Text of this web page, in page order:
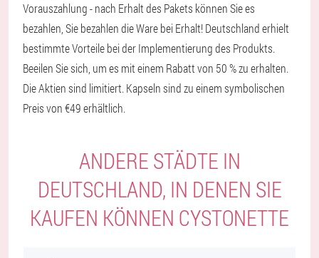
Vorauszahlung - nach Erhalt des Pakets können Sie es
bezahlen, Sie bezahlen die Ware bei Erhalt! Deutschland erhielt
bestimmte Vorteile bei der Implementierung des Produkts.
Beeilen Sie sich, um es mit einem Rabatt von 50 % zu erhalten.
Die Aktien sind limitiert. Kapseln sind zu einem symbolischen
Preis von €49 erhältlich.
ANDERE STÄDTE IN
DEUTSCHLAND, IN DENEN SIE
KAUFEN KÖNNEN CYSTONETTE